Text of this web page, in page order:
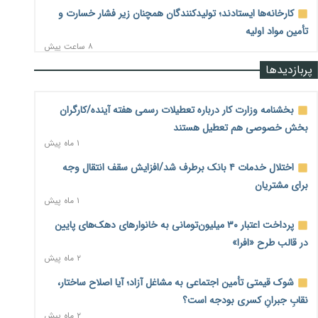
کارخانه‌ها ایستادند؛ تولیدکنندگان همچنان زیر فشار خسارت و
تأمین مواد اولیه
۸ ساعت پیش
قیمت مسکن در دست سازنده‌های خرد؛ چگونه «عددسازی» بازار
۹ ساعت پیش
۹ ساعت پیش
منابع صندوق ملی مسکن به متقاضیان رسید؛ اولویت با
۹ ساعت پیش
هشدار درباره آینده صندوق‌های بازنشستگی؛ اعتماد بیمه‌پردازان
ترمیم مزد در راه است؟ تأکید بر افزایش مزد پایه و شفافیت سبد
پربازدیدها
بخشنامه وزارت کار درباره تعطیلات رسمی هفته آینده/کارگران
بخش خصوصی هم تعطیل هستند
۱ ماه پیش
اختلال خدمات ۴ بانک برطرف شد/افزایش سقف انتقال وجه
برای مشتریان
۱ ماه پیش
پرداخت اعتبار ۳۰ میلیون‌تومانی به خانوارهای دهک‌های پایین
در قالب طرح «افرا»
۲ ماه پیش
شوک قیمتی تأمین اجتماعی به مشاغل آزاد؛ آیا اصلاح ساختار،
نقابِ جبرانِ کسری بودجه است؟